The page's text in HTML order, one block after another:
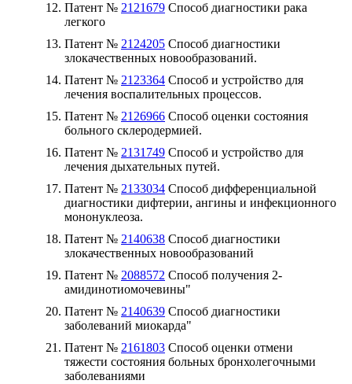
Патент № 2121679 Способ диагностики рака
легкого
Патент № 2124205 Способ диагностики
злокачественных новообразований.
Патент № 2123364 Способ и устройство для
лечения воспалительных процессов.
Патент № 2126966 Способ оценки состояния
больного склеродермией.
Патент № 2131749 Способ и устройство для
лечения дыхательных путей.
Патент № 2133034 Способ дифференциальной
диагностики дифтерии, ангины и инфекционного
мононуклеоза.
Патент № 2140638 Способ диагностики
злокачественных новообразований
Патент № 2088572 Способ получения 2-
амидинотиомочевины"
Патент № 2140639 Способ диагностики
заболеваний миокарда"
Патент № 2161803 Способ оценки отмени
тяжести состояния больных бронхолегочными
заболеваниями